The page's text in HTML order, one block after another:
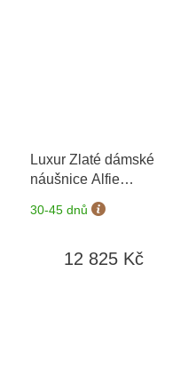
Luxur Zlaté dámské
náušnice Alfie
+ možnost
výměny do 90 dní
30-45 dnů
12 825 Kč